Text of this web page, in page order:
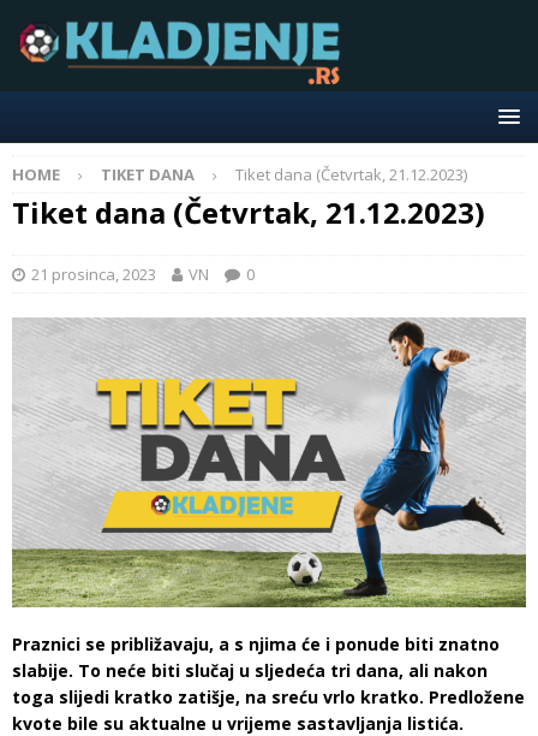
HOME TIKET DANA Tiket dana (Četvrtak, 21.12.2023)
Tiket dana (Četvrtak, 21.12.2023)
21 prosinca, 2023 VN 0
Praznici se približavaju, a s njima će i ponude biti znatno
slabije. To neće biti slučaj u sljedeća tri dana, ali nakon
toga slijedi kratko zatišje, na sreću vrlo kratko. Predložene
kvote bile su aktualne u vrijeme sastavljanja listića.